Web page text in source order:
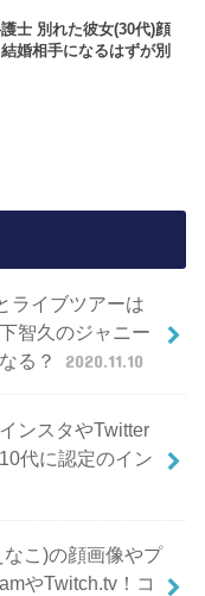
士 別れた彼女(30代)顔
婚相手になるはずが別
ライブツアーは
智久のジャニー
る？
2020.11.10
ンスタやTwitter
代に認定のイン
こ)の顔画像やプ
やTwitch.tv！コ